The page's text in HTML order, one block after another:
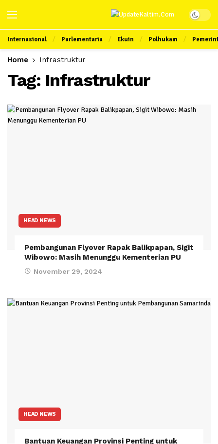
Internasional Parlementaria Ekuin Polhukam
Home Infrastruktur
Tag: Infrastruktur
HEAD NEWS
Pembangunan Flyover Rapak Balikpapan, Sigit
Wibowo: Masih Menunggu Kementerian PU
November 29, 2024
HEAD NEWS
Bantuan Keuangan Provinsi Penting untuk